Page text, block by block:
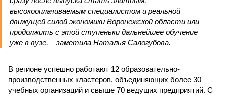
высокооплачиваемым специалистом и реальной
движущей силой экономики Воронежской области или
продолжить с этой ступеньки дальнейшее обучение
уже в вузе, – заметила Наталья Салогубова.
В регионе успешно работают 12 образовательно-
производственных кластеров, объединяющих более 30
учебных организаций и свыше 70 ведущих предприятий. С